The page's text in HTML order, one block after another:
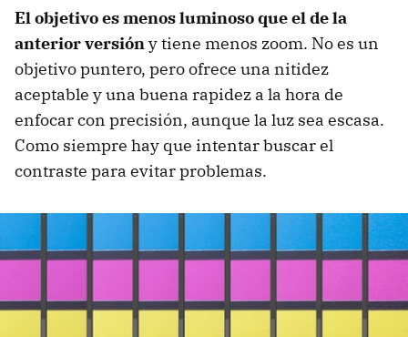
El objetivo es menos luminoso que el de la
anterior versióny tiene menos zoom. No es un
objetivo puntero, pero ofrece una nitidez
aceptable y una buena rapidez a la hora de
enfocar con precisión, aunque la luz sea escasa.
Como siempre hay que intentar buscar el
contraste para evitar problemas.